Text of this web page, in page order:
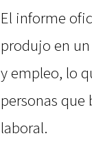
El informe
produjo en
y empleo, lo
personas
laboral.